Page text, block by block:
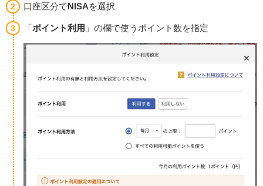
口座区分でNISA を選択
「 ポイント利用 」の欄で使うポイント数を指定